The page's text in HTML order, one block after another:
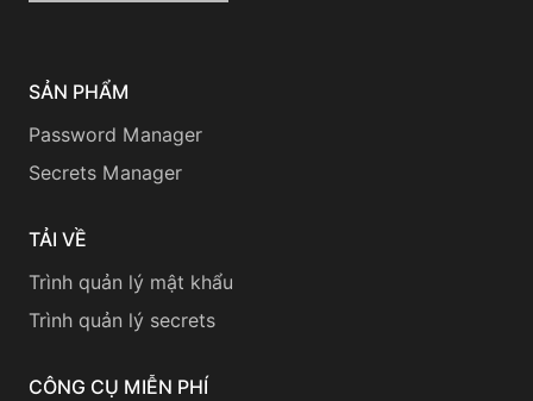
SẢN PHẨM
Password Manager
Secrets Manager
TẢI VỀ
Trình quản lý mật khẩu
Trình quản lý secrets
CÔNG CỤ MIỄN PHÍ